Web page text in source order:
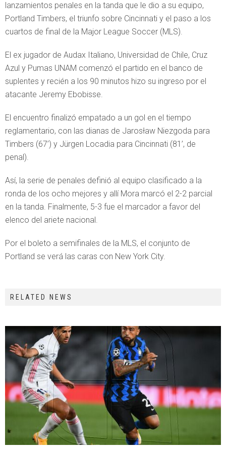
lanzamientos penales en la tanda que le dio a su equipo,
Portland Timbers, el triunfo sobre Cincinnati y el paso a los
cuartos de final de la Major League Soccer (MLS).
El ex jugador de Audax Italiano, Universidad de Chile, Cruz
Azul y Pumas UNAM comenzó el partido en el banco de
suplentes y recién a los 90 minutos hizo su ingreso por el
atacante Jeremy Ebobisse.
El encuentro finalizó empatado a un gol en el tiempo
reglamentario, con las dianas de Jarosław Niezgoda para
Timbers (67’) y Jürgen Locadia para Cincinnati (81’, de
penal).
Así, la serie de penales definió al equipo clasificado a la
ronda de los ocho mejores y allí Mora marcó el 2-2 parcial
en la tanda. Finalmente, 5-3 fue el marcador a favor del
elenco del ariete nacional.
Por el boleto a semifinales de la MLS, el conjunto de
Portland se verá las caras con New York City.
RELATED NEWS